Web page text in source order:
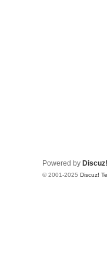
Powered by Discuz!
© 2001-2025 Discuz!